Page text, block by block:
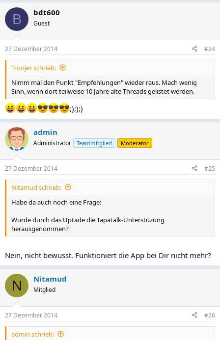
B bdt600
Guest
27 Dezember 2014 #24
Tronjer schrieb:
Nimm mal den Punkt "Empfehlungen" wieder raus. Mach wenig
Sinn, wenn dort teilweise 10 Jahre alte Threads gelistet werden.
;););)
admin
Administrator Teammitglied Moderator
27 Dezember 2014 #25
Nitamud schrieb:
Habe da auch noch eine Frage:
Wurde durch das Uptade die Tapatalk-Unterstüzung
herausgenommen?
Nein, nicht bewusst. Funktioniert die App bei Dir nicht mehr?
N Nitamud
Mitglied
27 Dezember 2014 #26
admin schrieb: